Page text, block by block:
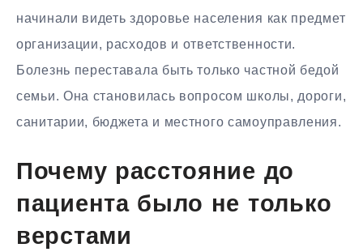
начинали видеть здоровье населения как предмет
организации, расходов и ответственности.
Болезнь переставала быть только частной бедой
семьи. Она становилась вопросом школы, дороги,
санитарии, бюджета и местного самоуправления.
Почему расстояние до
пациента было не только
верстами